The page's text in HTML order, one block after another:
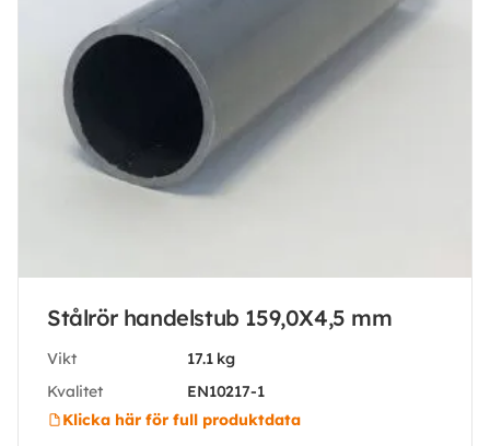
Stålrör handelstub 159,0X4,5 mm
Vikt
17.1 kg
Kvalitet
EN10217-1
Klicka här för full produktdata